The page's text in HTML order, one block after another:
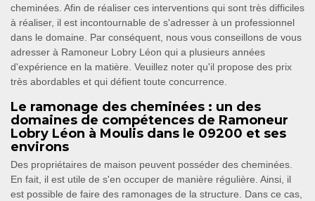
cheminées. Afin de réaliser ces interventions qui sont très difficiles
à réaliser, il est incontournable de s'adresser à un professionnel
dans le domaine. Par conséquent, nous vous conseillons de vous
adresser à Ramoneur Lobry Léon qui a plusieurs années
d'expérience en la matière. Veuillez noter qu'il propose des prix
très abordables et qui défient toute concurrence.
Le ramonage des cheminées : un des
domaines de compétences de Ramoneur
Lobry Léon à Moulis dans le 09200 et ses
environs
Des propriétaires de maison peuvent posséder des cheminées.
En fait, il est utile de s'en occuper de manière régulière. Ainsi, il
est possible de faire des ramonages de la structure. Dans ce cas,